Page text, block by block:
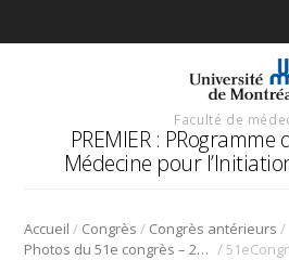
Faculté de
PREMIER : PRogramme
Médecine pour
Accueil / Congrès / Congrès antérieurs /
Photos du 51e congrès – 2018 /